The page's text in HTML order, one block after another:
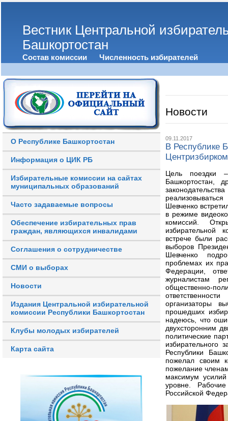
Вестник Центральной
Башкортостан
Состав комиссии Численность избирателей
О Республике Башкортостан
Информация о ЦИК РБ
Избирательные комиссии на сайтах
муниципальных образований
Часто задаваемые вопросы
Обеспечение избирательных прав
граждан, являющихся инвалидами
Соглашения о сотрудничестве
СМИ о выборах
Новости
Издания Центральной избирательной
комиссии Республики Башкортостан
Клубы молодых избирателей
Карта сайта
Новости
09.11.2017
В Республике
Цель поездки
Башкортостан,
Шевченко
в режиме
комиссий.
избирательной
встрече были
выборов
Шевченко
проблемах их
Федерации,
журналистам
общественно-
организаторы
прошедших
надеюсь, что
двухсторонним
политические
избирательного
Республики
пожелал своим
пожелание
максимум
уровне.
Российской